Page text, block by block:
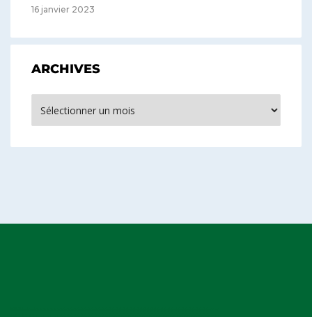
16 janvier 2023
ARCHIVES